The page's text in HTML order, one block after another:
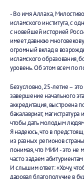
- Во имя Аллаха,
исламского института, с
с новейшей историей
имеет давнюю
огромный вклад в
исламского образования,
уровень. Об этом всем по
Безусловно, 25-летие –
завершение начального
аккредитация, выстроена
бакалавриат,
чтобы дать молодым
Я надеюсь, что в
из разных регионов
понимая, что МИИ - это не
часто задаем
И слышим ответ: «Хочу,
даровал благополучие в